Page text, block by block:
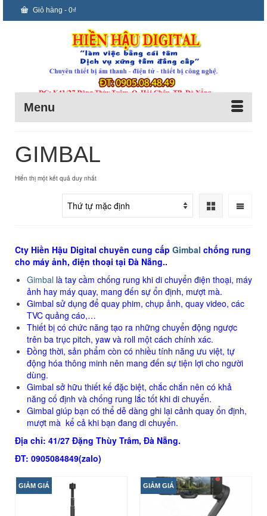
Giỏ hàng - 0₫
Menu
GIMBAL
Hiển thị một kết quả duy nhất
Cty Hiền Hậu Digital chuyên cung cấp Gimbal chống rung
cho máy ảnh, điện thoại tại Đà Nẵng..
Gimbal là tay cầm chống rung khi di chuyển điện thoại, máy
ảnh hay máy quay, mang đến sự ổn định, mượt mà.
Gimbal sử dụng để quay phim, chụp ảnh, quay video, các
TVC quảng cáo,…
Thiết bị có chức năng tạo ra những chuyển động ngược
trên ba trục pitch, yaw và roll một cách chính xác.
Đồng thời, sản phẩm còn có nhiều tính năng ưu việt, tự
động hóa thông minh nên mang đến sự tiện lợi cho người
dùng.
Gimbal sở hữu thiết kế đặc biệt, chắc chắn nên có khả
năng cố định và chống rung lắc tốt khi di chuyển.
Gimbal giúp bạn có thể dễ dàng ghi lại cảnh quay ổn định,
mượt mà kể cả khi bạn đang di chuyển.
Địa chỉ: 41/27 Đặng Thùy Trâm, Đà Nẵng.
ĐT: 0905084849(zalo)
GIẢM GIÁ GIẢM GIÁ